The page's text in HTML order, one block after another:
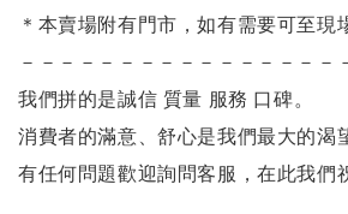
＊本賣場附有門市，如有需要可至現
－－－－－－－－－－－－－－－－
我們拼的是誠信 質量 服務 口碑。
消費者的滿意、舒心是我們最大的渴
有任何問題歡迎詢問客服，在此我們